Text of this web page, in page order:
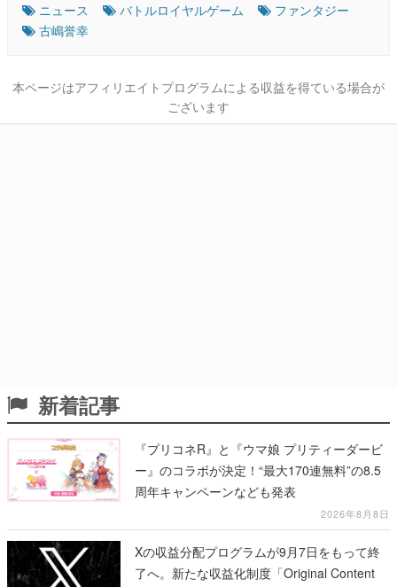
ニュース
バトルロイヤルゲーム
ファンタジー
古嶋誉幸
本ページはアフィリエイトプログラムによる収益を得ている場合が
ございます
新着記事
『プリコネR』と『ウマ娘 プリティーダービ
ー』のコラボが決定！“最大170連無料”の8.5
周年キャンペーンなども発表
2026年8月8日
Xの収益分配プログラムが9月7日をもって終
了へ。新たな収益化制度「Original Content